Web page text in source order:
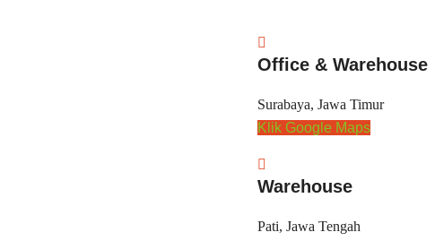
Office & Warehouse
Surabaya, Jawa Timur
Klik Google Maps
Warehouse
Pati, Jawa Tengah